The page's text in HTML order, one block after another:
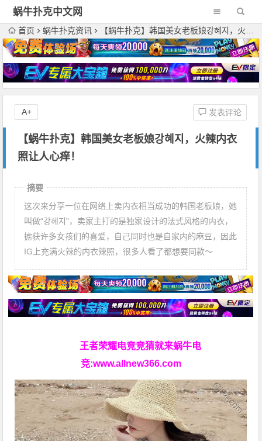
蜗牛扑克中文网
首页 蜗牛扑克资讯 【蜗牛扑克】韩国美女老板娘강혜지，火辣内衣照让人心痒！
【蜗牛扑克】韩国美女老板娘강혜지，火辣内衣
照让人心痒！
发表评论
A+
摘要
这次来分享一位在网络上卖内衣相当成功的韩国老板娘，她
叫做“강혜지”，卖家主打的是独家设计的法式风格的内衣，
掳获许多女孩们的喜爱，自己同时也是自家内的麻豆，因此
IG上充满火辣的内衣辣照，很多人看了都想要同款～
王者荣耀电竞竞猜就来蜗牛电
竞:www.allnew366.com